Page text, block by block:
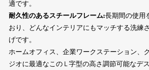
適です。
耐久性のあるスチールフレーム:長期間の使用
おり、どんなインテリアにもマッチする洗練
げです。
ホームオフィス、企業ワークステーション、
ジオに最適なこの L 字型の高さ調節可能なデ